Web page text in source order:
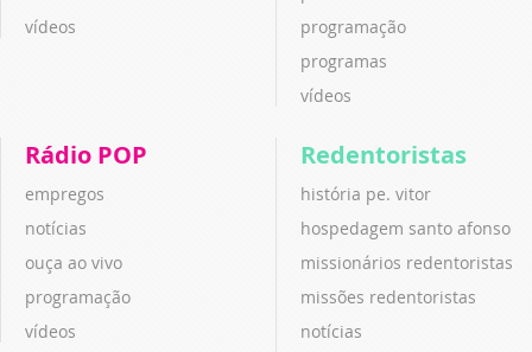
vídeos
programação
programas
vídeos
Rádio POP
empregos
notícias
ouça ao vivo
programação
vídeos
Redentoristas
história pe. vitor
hospedagem santo afonso
missionários redentoristas
missões redentoristas
notícias